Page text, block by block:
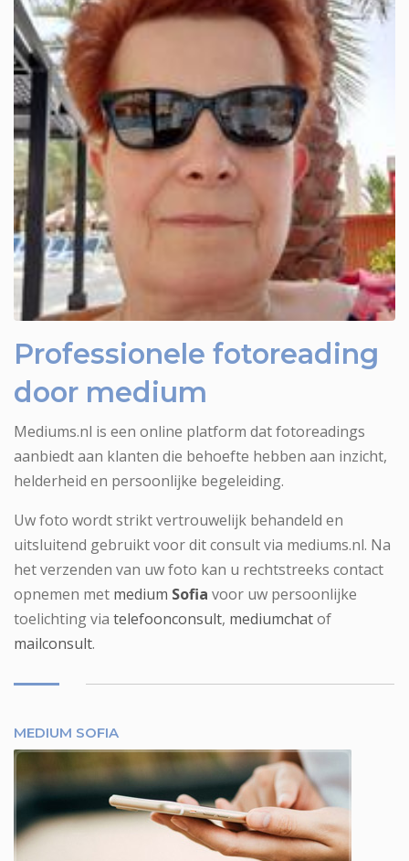
Professionele fotoreading
door medium
Mediums.nl is een online platform dat fotoreadings
aanbiedt aan klanten die behoefte hebben aan inzicht,
helderheid en persoonlijke begeleiding.
Uw foto wordt strikt vertrouwelijk behandeld en
uitsluitend gebruikt voor dit consult via mediums.nl. Na
het verzenden van uw foto kan u rechtstreeks contact
opnemen met medium Sofia voor uw persoonlijke
toelichting via telefoonconsult, mediumchatof
mailconsult.
MEDIUM SOFIA